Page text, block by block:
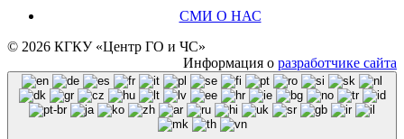
СМИ О НАС
© 2026 КГКУ «Центр ГО и ЧС»
Информация о разработчике сайта